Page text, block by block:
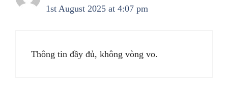
1st August 2025 at 4:07 pm
Thông tin đầy đủ, không vòng vo.